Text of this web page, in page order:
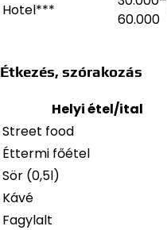
Hotel***
60.000
Étkezés, szórakozás
Helyi étel/ital
Street food
Éttermi főétel
Sör (0,5l)
Kávé
Fagylalt